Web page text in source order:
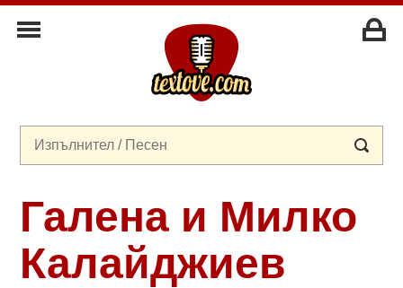
Галена и Милко
Калайджиев